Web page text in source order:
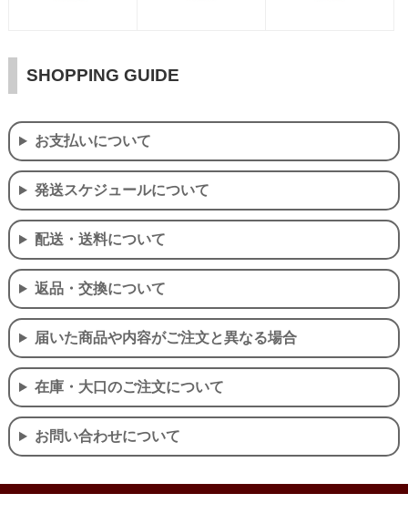
SHOPPING GUIDE
お支払いについて
発送スケジュールについて
配送・送料について
返品・交換について
届いた商品や内容がご注文と異なる場合
在庫・大口のご注文について
お問い合わせについて